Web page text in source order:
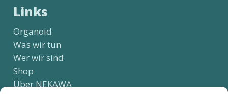
Links
Organoid
Was wir tun
Wer wir sind
Shop
Über NEKAWA